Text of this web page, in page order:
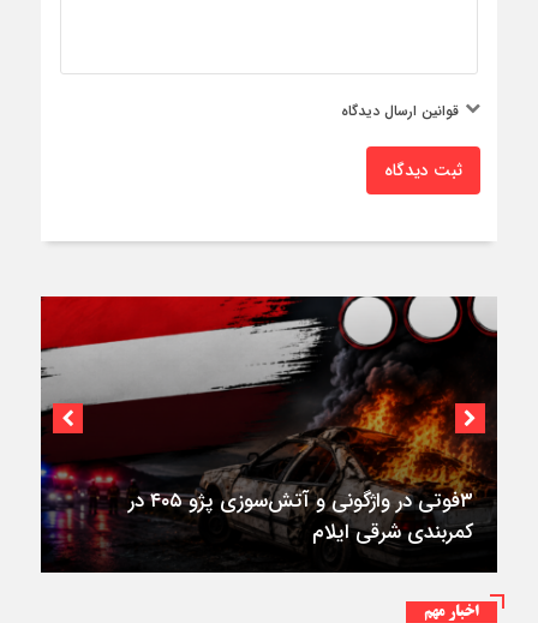
قوانین ارسال دیدگاه
ثبت دیدگاه
اختصاصی؛
استقرار ۷۱۴ دستگاه اتوبوس در پایانه برکت مهران
اخبار مهم